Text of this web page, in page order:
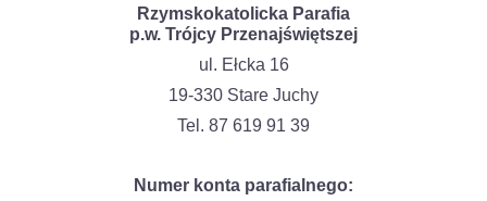
Rzymskokatolicka Parafia
p.w. Trójcy Przenajświętszej
ul. Ełcka 16
19-330 Stare Juchy
Tel. 87 619 91 39
Numer konta parafialnego: